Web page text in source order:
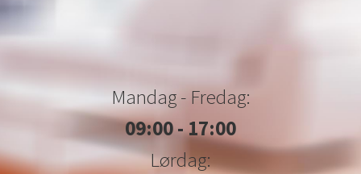
Mandag - Fredag:
09:00 - 17:00
Lørdag: